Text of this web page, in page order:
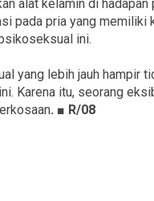
alat kelamin di hadapan
pada pria yang memiliki
ini.
yang lebih jauh hampir
Karena itu, seorang
. ■ R/08